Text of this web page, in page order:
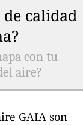
de calidad
con tu
aire?
GAIA son